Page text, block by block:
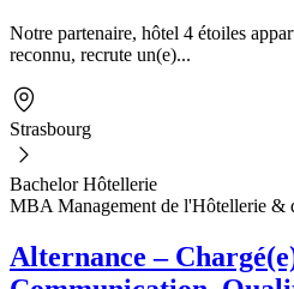
Notre partenaire, hôtel 4 étoiles
reconnu, recrute un(e)...
Strasbourg
Bachelor Hôtellerie
MBA Management de l'Hôtellerie &
Alternance –